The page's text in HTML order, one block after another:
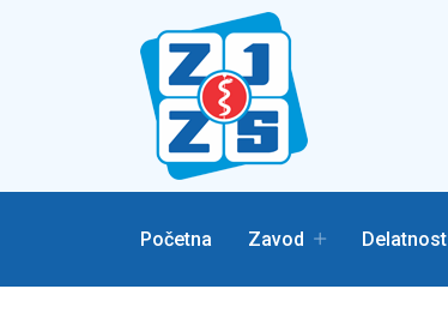
Početna Zavod Delatnost